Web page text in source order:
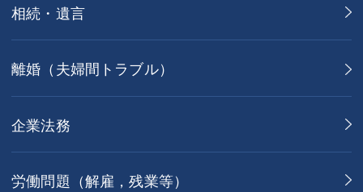
相続・遺言
離婚（夫婦間トラブル）
企業法務
労働問題（解雇，残業等）